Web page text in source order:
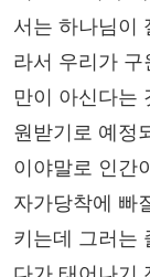
서는 하나님이
라서 우리가
만이 아신다는
원받기로 예정
이야말로 인간
자가당착에 빠
키는데 그러는